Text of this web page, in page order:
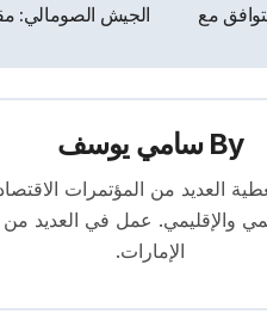
مع
By سامي يوسف
12 عامًا، قام بتغطية العديد من
والإقليمي. عمل في العديد
الإمارات.